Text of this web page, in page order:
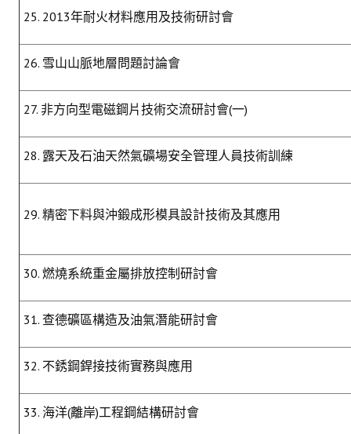
25. 2013年耐火材料應用及技術研討會
26. 雪山山脈地層問題討論會
27. 非方向型電磁鋼片技術交流研討會(一)
28. 露天及石油天然氣礦場安全管理人員技術訓練
29. 精密下料與沖鍛成形模具設計技術及其應用
30. 燃燒系統重金屬排放控制研討會
31. 查德礦區構造及油氣潛能研討會
32. 不銹鋼銲接技術實務與應用
33. 海洋(離岸)工程鋼結構研討會